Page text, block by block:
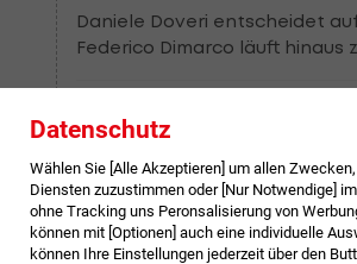
Daniele Doveri entscheidet
Federico Dimarco läuft hinaus
Eckball
Eckball in Mailand für Inter.
tritt an.
Datenschutz
Wählen Sie [Alle Akzeptieren] um allen
Diensten zuzustimmen oder [Nur Notwendige]
ohne Tracking uns Peronsalisierung von
können mit [Optionen] auch eine individuelle
können Ihre Einstellungen jederzeit über den